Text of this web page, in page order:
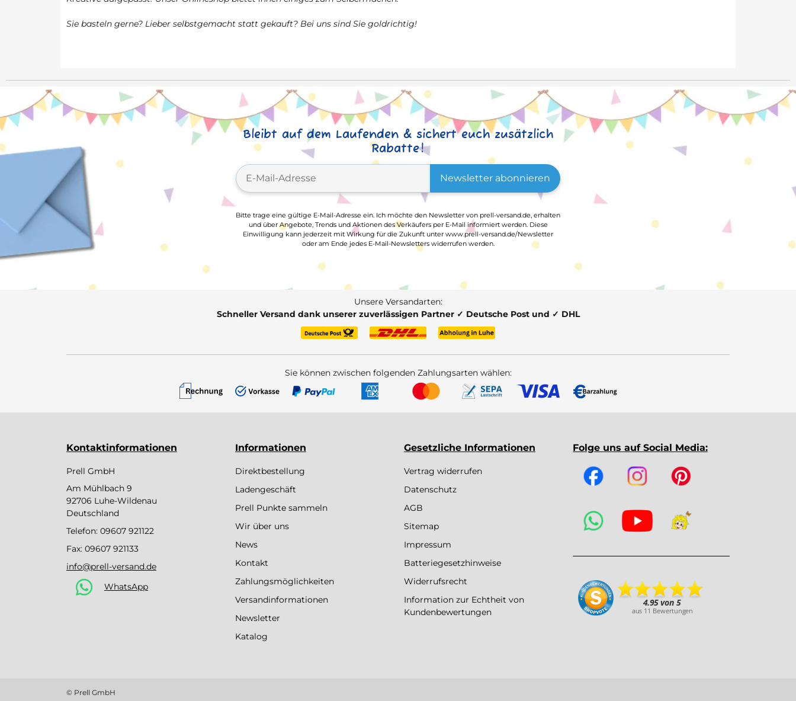
Sie basteln gerne? Lieber selbstgemacht statt gekauft? Bei uns sind Sie goldrichtig!
Bleibt auf dem Laufenden & sichert euch zusätzlich
Rabatte!
Newsletter abonnieren
Bitte trage eine gültige E-Mail-Adresse ein. Ich möchte den Newsletter von prell-versand.de, erhalten
und über Angebote, Trends und Aktionen des Verkäufers per E-Mail informiert werden. Diese
Einwilligung kann jederzeit mit Wirkung für die Zukunft unter www.prell-versand.de/Newsletter
oder am Ende jedes E-Mail-Newsletters widerrufen werden.
Unsere Versandarten:
Schneller Versand dank unserer zuverlässigen Partner ✓ Deutsche Post und ✓ DHL
Sie können zwischen folgenden Zahlungsarten wählen:
Kontaktinformationen
Prell GmbH
Am Mühlbach 9
92706 Luhe-Wildenau
Deutschland
Telefon: 09607 921122
Fax: 09607 921133
info@prell-versand.de
WhatsApp
Informationen
Direktbestellung
Ladengeschäft
Prell Punkte sammeln
Wir über uns
News
Kontakt
Zahlungsmöglichkeiten
Versandinformationen
Newsletter
Katalog
Gesetzliche Informationen
Vertrag widerrufen
Datenschutz
AGB
Sitemap
Impressum
Batteriegesetzhinweise
Widerrufsrecht
Information zur Echtheit von
Kundenbewertungen
Folge uns auf Social Media:
© Prell GmbH